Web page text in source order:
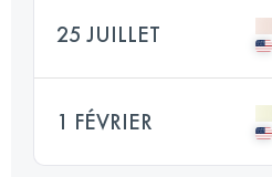
25 JUILLET
1 FÉVRIER